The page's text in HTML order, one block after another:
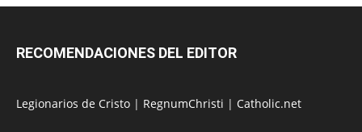
RECOMENDACIONES DEL EDITOR
Legionarios de Cristo | RegnumChristi | Catholic.net